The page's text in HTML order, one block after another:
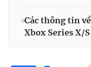
Các thông tin
Xbox Series X/